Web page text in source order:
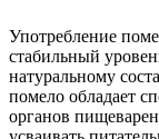
Употребление
стабильный
натуральному
помело обладает
органов